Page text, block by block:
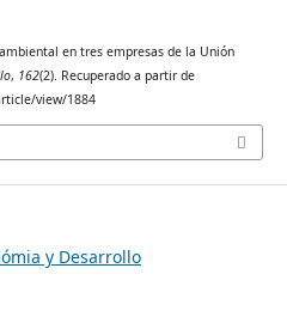
en tres empresas de la Unión
, 162(2). Recuperado a partir de
view/1884
y Desarrollo